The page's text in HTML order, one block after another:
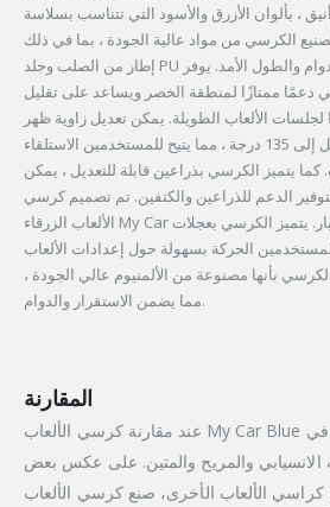
، بألوان الأزرق والأسود التي تتناسب بسلاسة
الكرسي من مواد عالية الجودة ، بما في ذلك
إطار من الصلب وجلد PU فاخر ، مما يضمن الدوام والطول الأمد. يوفر
دعمًا ممتازًا لمنطقة الخصر ويساعد على تقليل
لجلسات الألعاب الطويلة. يمكن تعديل زاوية ظهر
الكرسي إلى حد يصل إلى 135 درجة ، مما يتيح للمستخدمين الاستلقاء
كما يتميز الكرسي بذراعين قابلة للتعديل ، يمكن
الدعم للذراعين والكتفين. تم تصميم كرسي
الألعاب الزرقاء My Car أيضًا مع الحركية في الاعتبار. يتميز الكرسي بعجلات
الحركة بسهولة حول إعدادات الألعاب
بأنها مصنوعة من الألمنيوم عالي الجودة ،
مما يضمن الاستقرار والدوام.
المقارنة
عند مقارنة كرسي الألعاب My Car Blue بكراسي الألعاب الأخرى في
الانسيابي والمريح والمتين. على عكس بعض
كراسي الألعاب الأخرى، صنع كرسي الألعاب My Car Blue من مواد